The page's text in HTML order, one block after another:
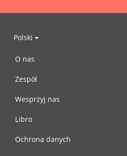
Polski
O nas
Zespół
Wesprzyj nas
Libro
Ochrona danych